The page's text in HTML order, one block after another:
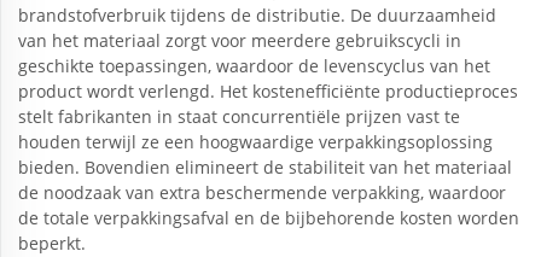
brandstofverbruik tijdens de distributie. De duurzaamheid
van het materiaal zorgt voor meerdere gebruikscycli in
geschikte toepassingen, waardoor de levenscyclus van het
product wordt verlengd. Het kostenefficiënte productieproces
stelt fabrikanten in staat concurrentiële prijzen vast te
houden terwijl ze een hoogwaardige verpakkingsoplossing
bieden. Bovendien elimineert de stabiliteit van het materiaal
de noodzaak van extra beschermende verpakking, waardoor
de totale verpakkingsafval en de bijbehorende kosten worden
beperkt.